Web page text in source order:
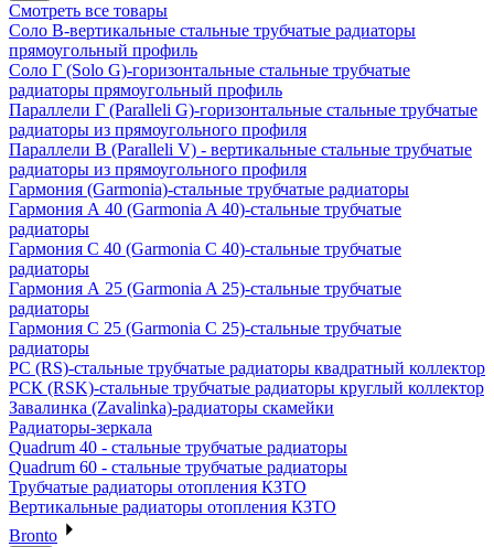
Смотреть все товары
Соло В-вертикальные стальные трубчатые радиаторы
прямоугольный профиль
Соло Г (Solo G)-горизонтальные стальные трубчатые
радиаторы прямоугольный профиль
Параллели Г (Paralleli G)-горизонтальные стальные трубчатые
радиаторы из прямоугольного профиля
Параллели В (Paralleli V) - вертикальные стальные трубчатые
радиаторы из прямоугольного профиля
Гармония (Garmonia)-стальные трубчатые радиаторы
Гармония А 40 (Garmonia A 40)-стальные трубчатые
радиаторы
Гармония С 40 (Garmonia C 40)-стальные трубчатые
радиаторы
Гармония А 25 (Garmonia A 25)-стальные трубчатые
радиаторы
Гармония С 25 (Garmonia C 25)-стальные трубчатые
радиаторы
РС (RS)-стальные трубчатые радиаторы квадратный коллектор
РСК (RSK)-стальные трубчатые радиаторы круглый коллектор
Завалинка (Zavalinka)-радиаторы скамейки
Радиаторы-зеркала
Quadrum 40 - стальные трубчатые радиаторы
Quadrum 60 - стальные трубчатые радиаторы
Трубчатые радиаторы отопления КЗТО
Вертикальные радиаторы отопления КЗТО
Bronto